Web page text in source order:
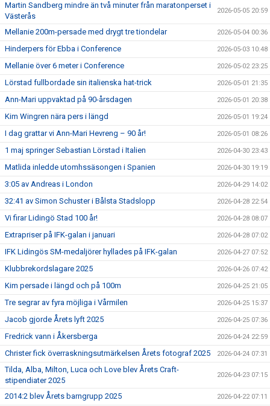
Martin Sandberg mindre än två minuter från maratonperset i
Västerås
2026-05-05 20:59
Mellanie 200m-persade med drygt tre tiondelar 2026-05-04 00:36
Hinderpers för Ebba i Conference 2026-05-03 10:48
Mellanie över 6 meter i Conference 2026-05-02 23:25
Lörstad fullbordade sin italienska hat-trick 2026-05-01 21:35
Ann-Mari uppvaktad på 90-årsdagen 2026-05-01 20:38
Kim Wingren nära pers i längd 2026-05-01 19:24
I dag grattar vi Ann-Mari Hevreng – 90 år! 2026-05-01 08:26
1 maj springer Sebastian Lörstad i Italien 2026-04-30 23:43
Matlida inledde utomhssäsongen i Spanien 2026-04-30 19:19
3:05 av Andreas i London 2026-04-29 14:02
32:41 av Simon Schuster i Bålsta Stadslopp 2026-04-28 22:54
Vi firar Lidingö Stad 100 år! 2026-04-28 08:07
Extrapriser på IFK-galan i januari 2026-04-28 07:02
IFK Lidingös SM-medaljörer hyllades på IFK-galan 2026-04-27 07:52
Klubbrekordslagare 2025 2026-04-26 07:42
Kim persade i längd och på 100m 2026-04-25 21:05
Tre segrar av fyra möjliga i Vårmilen 2026-04-25 15:37
Jacob gjorde Årets lyft 2025 2026-04-25 07:36
Fredrick vann i Åkersberga 2026-04-24 22:59
Christer fick överraskningsutmärkelsen Årets fotograf 2025 2026-04-24 07:31
Tilda, Alba, Milton, Luca och Love blev Årets Craft-
stipendiater 2025
2026-04-23 07:15
2014:2 blev Årets barngrupp 2025 2026-04-22 07:11